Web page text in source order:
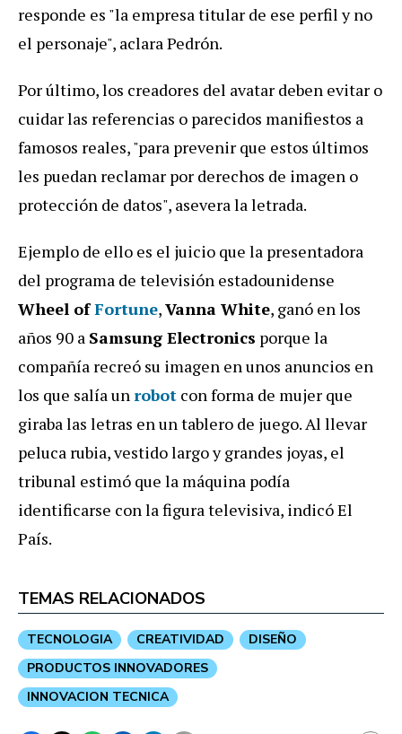
responde es "la empresa titular de ese perfil y no
el personaje", aclara Pedrón.
Por último, los creadores del avatar deben evitar o
cuidar las referencias o parecidos manifiestos a
famosos reales, "para prevenir que estos últimos
les puedan reclamar por derechos de imagen o
protección de datos", asevera la letrada.
Ejemplo de ello es el juicio que la presentadora
del programa de televisión estadounidense
Wheel ofFortune,Vanna White, ganó en los
años 90 a Samsung Electronics porque la
compañía recreó su imagen en unos anuncios en
los que salía unrobot con forma de mujer que
giraba las letras en un tablero de juego. Al llevar
peluca rubia, vestido largo y grandes joyas, el
tribunal estimó que la máquina podía
identificarse con la figura televisiva, indicó El
País.
TEMAS RELACIONADOS
TECNOLOGIA CREATIVIDAD
DISEÑO
PRODUCTOS INNOVADORES
INNOVACION TECNICA